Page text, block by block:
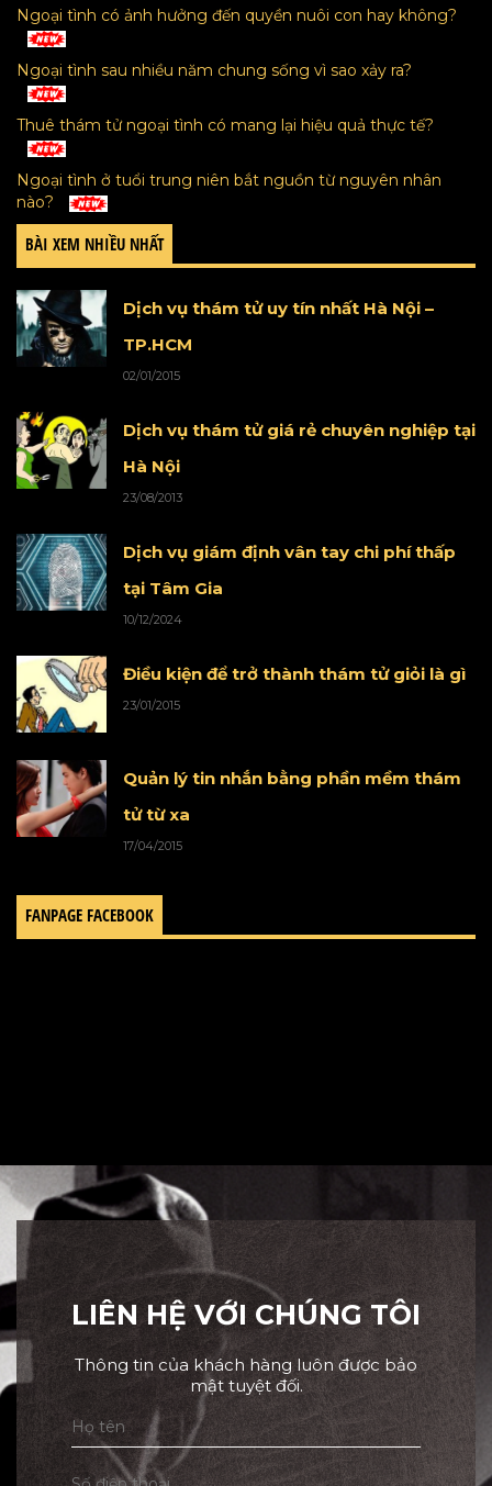
Ngoại tình có ảnh hưởng đến quyền nuôi con hay không?
Ngoại tình sau nhiều năm chung sống vì sao xảy ra?
Thuê thám tử ngoại tình có mang lại hiệu quả thực tế?
Ngoại tình ở tuổi trung niên bắt nguồn từ nguyên nhân
nào?
BÀI XEM NHIỀU NHẤT
Dịch vụ thám tử uy tín nhất Hà Nội –
TP.HCM
02/01/2015
Dịch vụ thám tử giá rẻ chuyên nghiệp tại
Hà Nội
23/08/2013
Dịch vụ giám định vân tay chi phí thấp
tại Tâm Gia
10/12/2024
Điều kiện để trở thành thám tử giỏi là gì
23/01/2015
Quản lý tin nhắn bằng phần mềm thám
tử từ xa
17/04/2015
FANPAGE FACEBOOK
LIÊN HỆ VỚI CHÚNG TÔI
Thông tin của khách hàng luôn được bảo
mật tuyệt đối.